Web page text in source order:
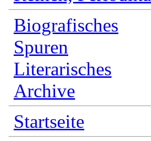
Biografisches
Spuren
Literarisches
Archive
Startseite